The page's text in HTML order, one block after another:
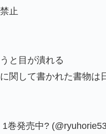
止
と目が潰れる
関して書かれた書物は
巻発売中?